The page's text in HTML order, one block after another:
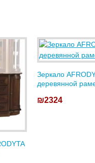
Зеркало
деревянной
₪2324